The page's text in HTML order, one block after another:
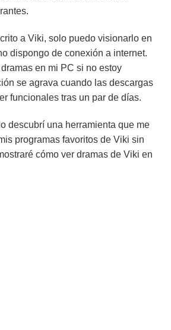
a Viki, solo puedo visionarlo en
dispongo de conexión a internet.
en mi PC si no estoy
se agrava cuando las descargas
funcionales tras un par de días.
descubrí una herramienta que me
programas favoritos de Viki sin
cómo ver dramas de Viki en